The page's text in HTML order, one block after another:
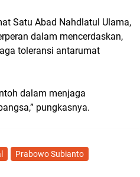
Satu Abad Nahdlatul Ulama,
dalam mencerdaskan,
toleransi antarumat
dalam menjaga
pungkasnya.
Prabowo Subianto